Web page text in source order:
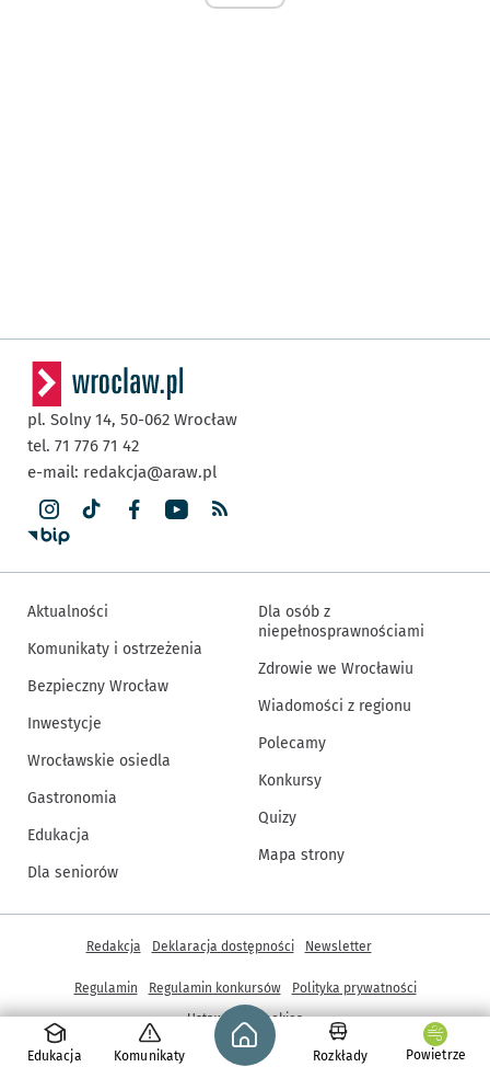
Edukacja Komunikaty
Strona główna - wroclaw.pl
Rozkłady Powietrze
pl. Solny 14, 50-062 Wrocław
tel. 71 776 71 42
e-mail: redakcja@araw.pl
Aktualności
Komunikaty i ostrzeżenia
Bezpieczny Wrocław
Inwestycje
Wrocławskie osiedla
Gastronomia
Edukacja
Dla seniorów
Dla osób z
niepełnosprawnościami
Zdrowie we Wrocławiu
Wiadomości z regionu
Polecamy
Konkursy
Quizy
Mapa strony
© Copyright 2005-2026, ARAW S.A., Gmina Wrocław
Inne informacje
Redakcja Deklaracja dostępności Newsletter
Regulamin Regulamin konkursów
Polityka prywatności
Ustawienia cookies